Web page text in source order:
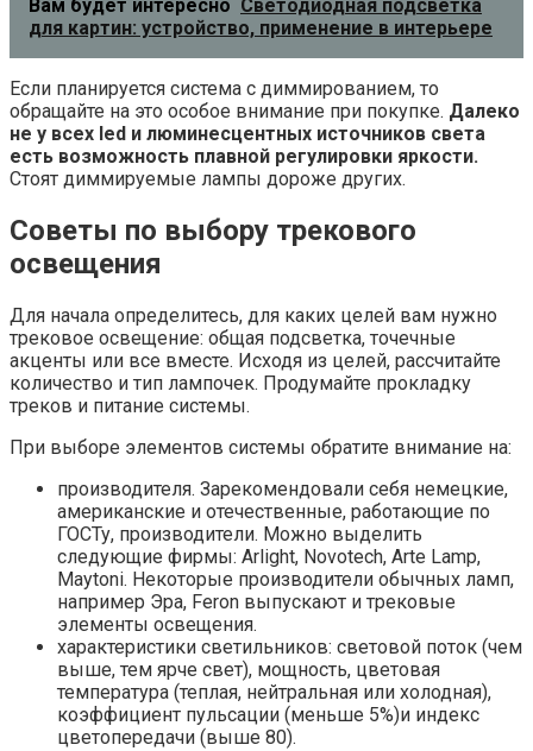
Вам будет интересно Светодиодная подсветка
для картин: устройство, применение в интерьере
Если планируется система с диммированием, то
обращайте на это особое внимание при покупке. Далеко
не у всех led и люминесцентных источников света
есть возможность плавной регулировки яркости.
Стоят диммируемые лампы дороже других.
Советы по выбору трекового
освещения
Для начала определитесь, для каких целей вам нужно
трековое освещение: общая подсветка, точечные
акценты или все вместе. Исходя из целей, рассчитайте
количество и тип лампочек. Продумайте прокладку
треков и питание системы.
При выборе элементов системы обратите внимание на:
производителя. Зарекомендовали себя немецкие,
американские и отечественные, работающие по
ГОСТу, производители. Можно выделить
следующие фирмы: Arlight, Novotech, Arte Lamp,
Maytoni. Некоторые производители обычных ламп,
например Эра, Feron выпускают и трековые
элементы освещения.
характеристики светильников: световой поток (чем
выше, тем ярче свет), мощность, цветовая
температура (теплая, нейтральная или холодная),
коэффициент пульсации (меньше 5%)и индекс
цветопередачи (выше 80).